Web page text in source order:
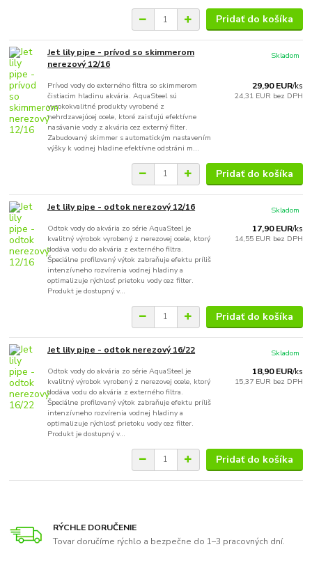
Pridať do košíka
Jet lily pipe - prívod so skimmerom
nerezový 12/16
Prívod vody do externého filtra so skimmerom
čistiacim hladinu akvária. AquaSteel sú
vysokokvalitné produkty vyrobené z
nehrdzavejúcej ocele, ktoré zaisťujú efektívne
nasávanie vody z akvária cez externý filter.
Zabudovaný skimmer s automatickým nastavením
výšky k vodnej hladine efektívne odstráni m...
29,90 EUR/ks
24,31 EUR bez DPH
Skladom
Pridať do košíka
Jet lily pipe - odtok nerezový 12/16
Odtok vody do akvária zo série AquaSteel je
kvalitný výrobok vyrobený z nerezovej ocele, ktorý
dodáva vodu do akvária z externého filtra.
Špeciálne profilovaný výtok zabraňuje efektu príliš
intenzívneho rozvírenia vodnej hladiny a
optimalizuje rýchlosť prietoku vody cez filter.
Produkt je dostupný v...
17,90 EUR/ks
14,55 EUR bez DPH
Skladom
Pridať do košíka
Jet lily pipe - odtok nerezový 16/22
Odtok vody do akvária zo série AquaSteel je
kvalitný výrobok vyrobený z nerezovej ocele, ktorý
dodáva vodu do akvária z externého filtra.
Špeciálne profilovaný výtok zabraňuje efektu príliš
intenzívneho rozvírenia vodnej hladiny a
optimalizuje rýchlosť prietoku vody cez filter.
Produkt je dostupný v...
18,90 EUR/ks
15,37 EUR bez DPH
Skladom
Pridať do košíka
RÝCHLE DORUČENIE
Tovar doručíme rýchlo a bezpečne do 1–3 pracovných dní.